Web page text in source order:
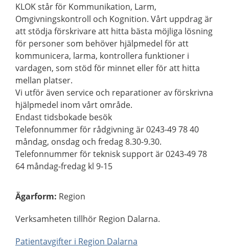
KLOK står för Kommunikation, Larm,
Omgivningskontroll och Kognition. Vårt uppdrag är
att stödja förskrivare att hitta bästa möjliga lösning
för personer som behöver hjälpmedel för att
kommunicera, larma, kontrollera funktioner i
vardagen, som stöd för minnet eller för att hitta
mellan platser.
Vi utför även service och reparationer av förskrivna
hjälpmedel inom vårt område.
Endast tidsbokade besök
Telefonnummer för rådgivning är 0243-49 78 40
måndag, onsdag och fredag 8.30-9.30.
Telefonnummer för teknisk support är 0243-49 78
64 måndag-fredag kl 9-15
Ägarform: Region
Verksamheten tillhör Region Dalarna.
Patientavgifter i Region Dalarna